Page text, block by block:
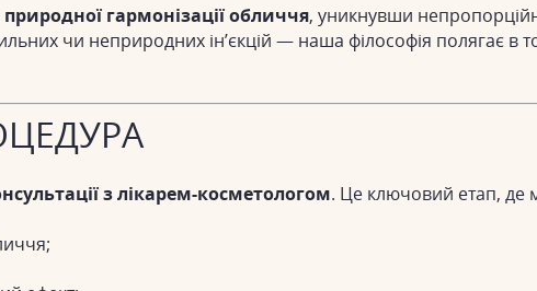
природної гармонізації обличчя, уникнувши
чи неприродних ін’єкцій — наша філософія полягає в
з лікарем-косметологом. Це ключовий етап, де